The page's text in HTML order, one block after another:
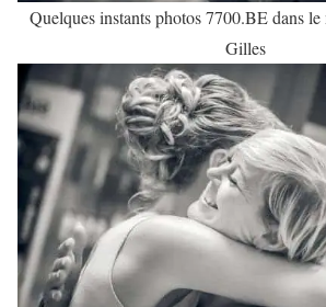
Quelques instants photos 7700.BE dans
Gilles